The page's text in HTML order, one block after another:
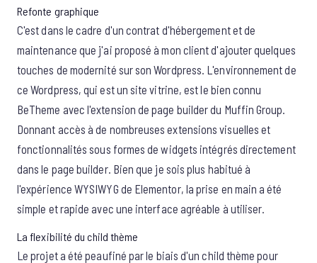
Refonte graphique
C'est dans le cadre d'un contrat d'hébergement et de
maintenance que j'ai proposé à mon client d'ajouter quelques
touches de modernité sur son Wordpress. L'environnement de
ce Wordpress, qui est un site vitrine, est le bien connu
BeTheme avec l'extension de page builder du Muffin Group.
Donnant accès à de nombreuses extensions visuelles et
fonctionnalités sous formes de widgets intégrés directement
dans le page builder. Bien que je sois plus habitué à
l'expérience WYSIWYG de Elementor, la prise en main a été
simple et rapide avec une interface agréable à utiliser.
La flexibilité du child thème
Le projet a été peaufiné par le biais d'un child thème pour